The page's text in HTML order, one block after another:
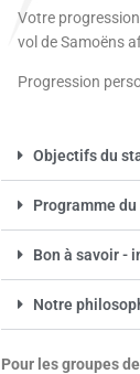
Votre progression
vol de Samoëns
Progression
Objectifs du
Programme
Bon à savoir -
Notre
Pour les groupes